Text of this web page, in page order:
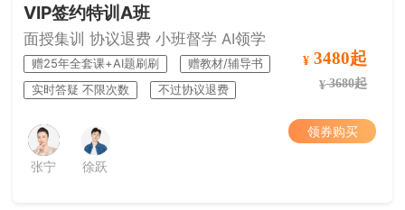
VIP签约特训A班
面授集训 协议退费 小班督学 AI领学
赠25年全套课+AI题刷刷
赠教材/辅导书
实时答疑 不限次数
不过协议退费
张宁 徐跃
¥ 3480起
¥3680起
领券购买